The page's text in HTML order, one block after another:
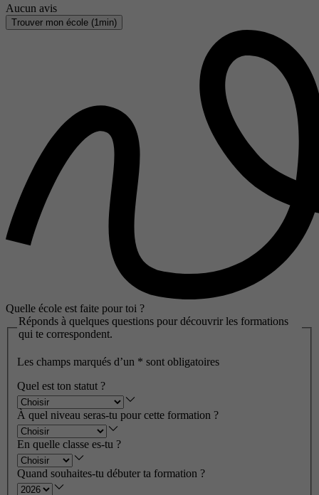
Aucun avis
Trouver mon école (1min)
Quelle école est faite pour toi ?
Réponds à quelques questions pour découvrir les formations
qui te correspondent.
Les champs marqués d’un * sont obligatoires
Quel est ton statut ?
À quel niveau seras-tu pour cette formation ?
En quelle classe es-tu ?
Quand souhaites-tu débuter ta formation ?